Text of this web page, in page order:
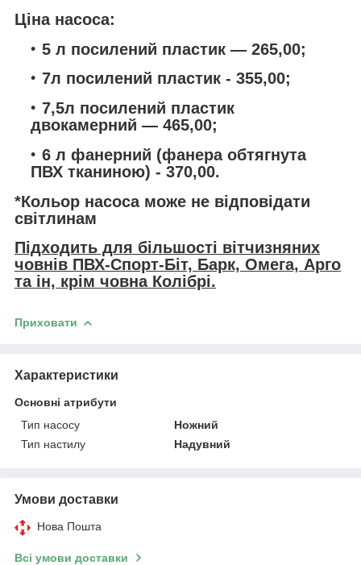
Ціна насоса:
5 л посилений пластик — 265,00;
7л посилений пластик - 355,00;
7,5л посилений пластик
двокамерний — 465,00;
6 л фанерний (фанера обтягнута
ПВХ тканиною) - 370,00.
*Кольор насоса може не відповідати
світлинам
Підходить для більшості вітчизняних
човнів ПВХ-Спорт-Біт, Барк, Омега, Арго
та ін, крім човна Колібрі.
Приховати
Характеристики
Основні атрибути
Тип насосу
Ножний
Тип настилу
Надувний
Умови доставки
Нова Пошта
Всі умови доставки